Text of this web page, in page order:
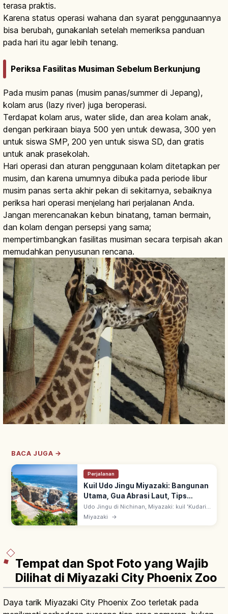
terasa praktis.
Karena status operasi wahana dan syarat penggunaannya
bisa berubah, gunakanlah setelah memeriksa panduan
pada hari itu agar lebih tenang.
Periksa Fasilitas Musiman Sebelum Berkunjung
Pada musim panas (musim panas/summer di Jepang),
kolam arus (lazy river) juga beroperasi.
Terdapat kolam arus, water slide, dan area kolam anak,
dengan perkiraan biaya 500 yen untuk dewasa, 300 yen
untuk siswa SMP, 200 yen untuk siswa SD, dan gratis
untuk anak prasekolah.
Hari operasi dan aturan penggunaan kolam ditetapkan per
musim, dan karena umumnya dibuka pada periode libur
musim panas serta akhir pekan di sekitarnya, sebaiknya
periksa hari operasi menjelang hari perjalanan Anda.
Jangan merencanakan kebun binatang, taman bermain,
dan kolam dengan persepsi yang sama;
mempertimbangkan fasilitas musiman secara terpisah akan
memudahkan penyusunan rencana.
BACA JUGA →
Perjalanan
Kuil Udo Jingu Miyazaki: Bangunan
Utama, Gua Abrasi Laut, Tips
Berkunjung
Udo Jingu di Nichinan, Miyazaki: kuil 'Kudari-
miya' dengan bangunan utama dalam gua
abrasi laut menghadap Laut Hyuga-nada.
Miyazaki →
Tempat dan Spot Foto yang Wajib
Dilihat di Miyazaki City Phoenix Zoo
Daya tarik Miyazaki City Phoenix Zoo terletak pada